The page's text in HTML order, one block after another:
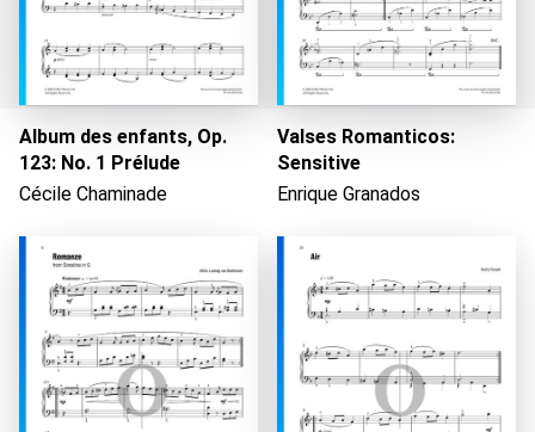
Album des enfants, Op.
123: No. 1 Prélude
Cécile Chaminade
Valses Romanticos:
Sensitive
Enrique Granados